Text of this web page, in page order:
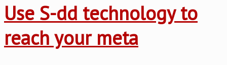
Use S-dd technology to
reach your meta